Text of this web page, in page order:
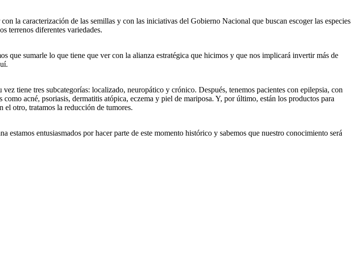
la caracterización de las semillas y con las iniciativas del Gobierno Nacional que buscan escoger las especies
terrenos diferentes variedades.
que sumarle lo que tiene que ver con la alianza estratégica que hicimos y que nos implicará invertir más de
tiene tres subcategorías: localizado, neuropático y crónico. Después, tenemos pacientes con epilepsia, con
acné, psoriasis, dermatitis atópica, eczema y piel de mariposa. Y, por último, están los productos para
otro, tratamos la reducción de tumores.
entusiasmados por hacer parte de este momento histórico y sabemos que nuestro conocimiento será